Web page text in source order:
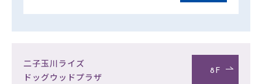
二子玉川ライズ
ドッグウッドプラザ
8F